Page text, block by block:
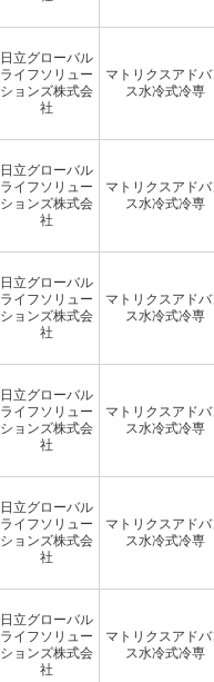
日立グローバル
ライフソリュー
ションズ株式会
社
マトリクスアド
ス水冷式冷専
日立グローバル
ライフソリュー
ションズ株式会
社
マトリクスアド
ス水冷式冷専
日立グローバル
ライフソリュー
ションズ株式会
社
マトリクスアド
ス水冷式冷専
日立グローバル
ライフソリュー
ションズ株式会
社
マトリクスアド
ス水冷式冷専
日立グローバル
ライフソリュー
ションズ株式会
社
マトリクスアド
ス水冷式冷専
日立グローバル
ライフソリュー
ションズ株式会
社
マトリクスアド
ス水冷式冷専